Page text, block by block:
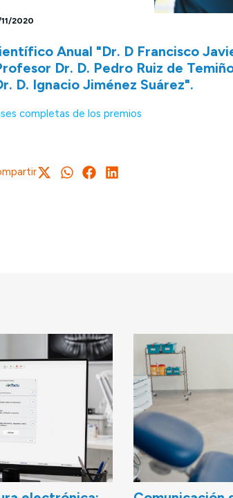
2020
Anual "Dr. D Francisco
Dr. D. Pedro Ruiz de
D. Ignacio Jiménez Suárez".
completas de los premios